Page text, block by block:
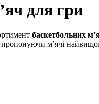
для гри
баскетбольних
м’ячі